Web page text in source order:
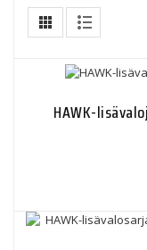
HAWK-